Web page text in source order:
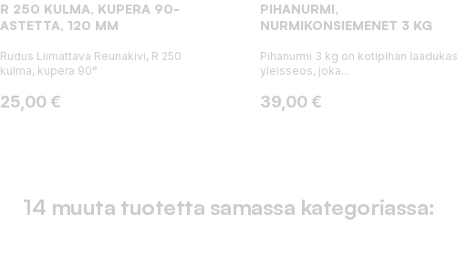
R 250 KULMA, KUPERA 90-
ASTETTA, 120 MM
Rudus Liimattava Reunakivi, R 250
kulma, kupera 90°
Hinta
25,00 €
PIHANURMI,
NURMIKONSIEMENET 3 KG
Pihanurmi 3 kg on kotipihan laadukas
yleisseos, joka...
Hinta
39,00 €
14 muuta tuotetta samassa kategoriassa: